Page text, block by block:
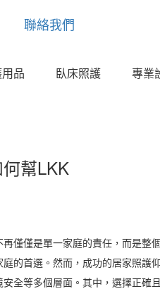
聯絡我們
品 臥床照護 專業
幫LKK
僅僅是單一家庭的責任，而是整
的首選。然而，成功的居家照護
全等多個層面。其中，選擇正確